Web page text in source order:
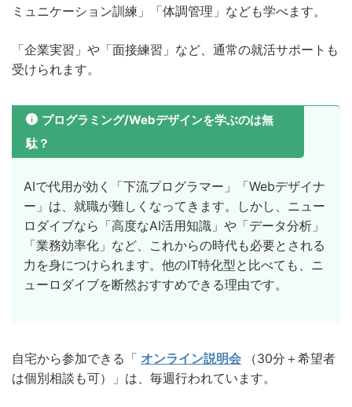
ミュニケーション訓練」「体調管理」なども学べます。
「企業実習」や「面接練習」など、通常の就活サポートも
受けられます。
プログラミング/Webデザインを学ぶのは無
駄？
AIで代用が効く「下流プログラマー」「Webデザイナ
ー」は、就職が難しくなってきます。しかし、ニュー
ロダイブなら「高度なAI活用知識」や「データ分析」
「業務効率化」など、これからの時代も必要とされる
力を身につけられます。他のIT特化型と比べても、ニ
ューロダイブを断然おすすめできる理由です。
自宅から参加できる「 オンライン説明会
（30分＋希望者
は個別相談も可）」は、毎週行われています。